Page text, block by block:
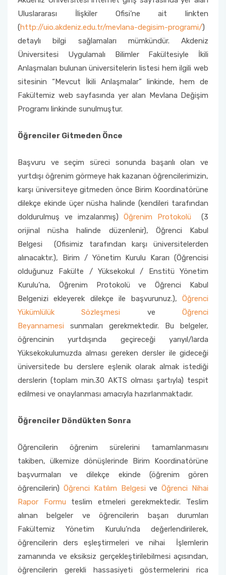
Uluslararası İlişkiler Ofisi’ne ait linkten
(http://uio.akdeniz.edu.tr/mevlana-degisim-programi/)
detaylı bilgi sağlamaları mümkündür. Akdeniz
Üniversitesi Uygulamalı Bilimler Fakültesiyle İkili
Anlaşmaları bulunan üniversitelerin listesi hem ilgili web
sitesinin “Mevcut İkili Anlaşmalar” linkinde, hem de
Fakültemiz web sayfasında yer alan Mevlana Değişim
Programı linkinde sunulmuştur.
Öğrenciler Gitmeden Önce
Başvuru ve seçim süreci sonunda başarılı olan ve
yurtdışı öğrenim görmeye hak kazanan öğrencilerimizin,
karşı üniversiteye gitmeden önce Birim Koordinatörüne
dilekçe ekinde üçer nüsha halinde (kendileri tarafından
doldurulmuş ve imzalanmış) Öğrenim Protokolü (3
orijinal nüsha halinde düzenlenir), Öğrenci Kabul
Belgesi (Ofisimiz tarafından karşı üniversitelerden
alınacaktır.), Birim / Yönetim Kurulu Kararı (Öğrencisi
olduğunuz Fakülte / Yüksekokul / Enstitü Yönetim
Kurulu’na, Öğrenim Protokolü ve Öğrenci Kabul
Belgenizi ekleyerek dilekçe ile başvurunuz.), Öğrenci
Yükümlülük Sözleşmesi veÖğrenci
Beyannamesi sunmaları gerekmektedir. Bu belgeler,
öğrencinin yurtdışında geçireceği yarıyıl/larda
Yüksekokulumuzda alması gereken dersler ile gideceği
üniversitede bu derslere eşlenik olarak almak istediği
derslerin (toplam min.30 AKTS olması şartıyla) tespit
edilmesi ve onaylanması amacıyla hazırlanmaktadır.
Öğrenciler Döndükten Sonra
Öğrencilerin öğrenim sürelerini tamamlanmasını
takiben, ülkemize dönüşlerinde Birim Koordinatörüne
başvurmaları ve dilekçe ekinde (öğrenim gören
öğrencilerin) Öğrenci Katılım BelgesiveÖğrenci Nihai
Rapor Formu teslim etmeleri gerekmektedir. Teslim
alınan belgeler ve öğrencilerin başarı durumları
Fakültemiz Yönetim Kurulu’nda değerlendirilerek,
öğrencilerin ders eşleştirmeleri ve nihai İşlemlerin
zamanında ve eksiksiz gerçekleştirilebilmesi açısından,
öğrencilerin gerekli hassasiyeti göstermelerini rica
Müfredatlar
Öğrenim Planı ve Ders İçerikleri